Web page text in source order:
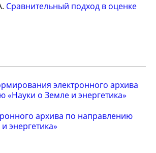
Сравнительный подход в оценке
электронного архива
«Науки о Земле и энергетика»
архива по направлению
энергетика»